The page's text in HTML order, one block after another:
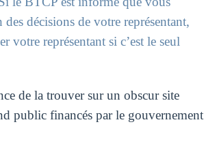
décisions de votre représentant,
votre représentant si c’est le seul
de la trouver sur un obscur site
public financés par le gouvernement